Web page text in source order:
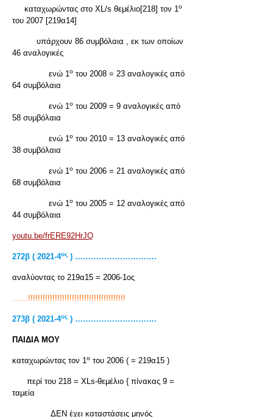
καταχωρώντας στο XL/s θεμέλιο[218] τον 1ο
του 2007 [219α14]
υπάρχουν 86 συμβόλαια , εκ των οποίων
46 αναλογικές
ενώ 1ο του 2008 = 23 αναλογικές από
64 συμβόλαια
ενώ 1ο του 2009 = 9 αναλογικές από
58 συμβόλαια
ενώ 1ο του 2010 = 13 αναλογικές από
38 συμβόλαια
ενώ 1ο του 2006 = 21 αναλογικές από
68 συμβόλαια
ενώ 1ο του 2005 = 12 αναλογικές από
44 συμβόλαια
youtu.be/frERE92HrJQ
272β ( 2021-4ος ) ………………………….
αναλύοντας το 219α15 = 2006-1ος
……!!!!!!!!!!!!!!!!!!!!!!!!!!!!!!!!!!!!!!!!
273β ( 2021-4ος ) ………………………….
ΠΑΙΔΙΑ ΜΟΥ
καταχωρώντας τον 1ο του 2006 ( = 219α15 )
περί του 218 = XLs-θεμέλιο { πίνακας 9 =
ταμεία
ΔΕΝ έχει καταστάσεις μηνός